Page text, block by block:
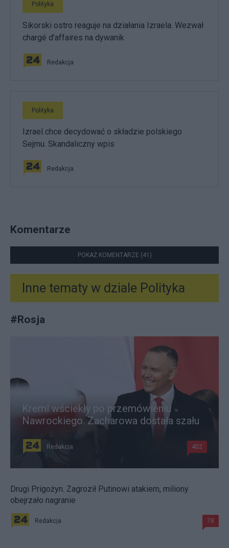
Polityka
Sikorski ostro reaguje na działania Izraela. Wezwał
chargé d’affaires na dywanik
Redakcja
Polityka
Izrael chce decydować o składzie polskiego
Sejmu. Skandaliczny wpis
Redakcja
Komentarze
POKAŻ KOMENTARZE (41)
Inne tematy w dziale Polityka
#Rosja
Kreml wściekły po przemówieniu
Nawrockiego. Zacharowa dostała szału
Redakcja 402
Drugi Prigożyn. Zagroził Putinowi atakiem, miliony
obejrzało nagranie
Redakcja 78